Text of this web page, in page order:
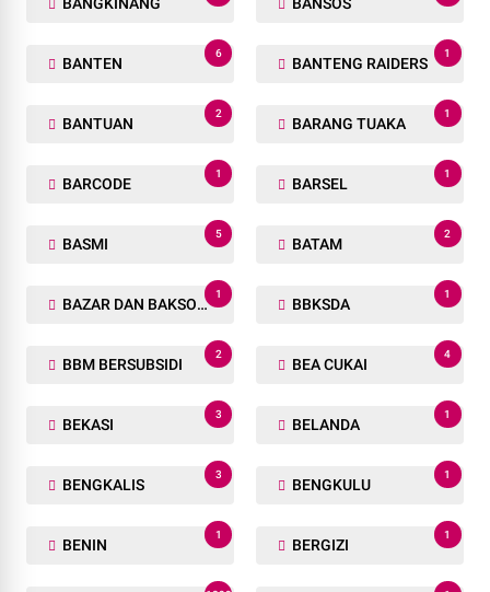
BANTEN
6
BANTENG RAIDERS
1
BANTUAN
2
BARANG TUAKA
1
BARCODE
1
BARSEL
1
BASMI
5
BATAM
2
BAZAR DAN BAKSOS RAMADHAN
1
BBKSDA
1
BBM BERSUBSIDI
2
BEA CUKAI
4
BEKASI
3
BELANDA
1
BENGKALIS
3
BENGKULU
1
BENIN
1
BERGIZI
1